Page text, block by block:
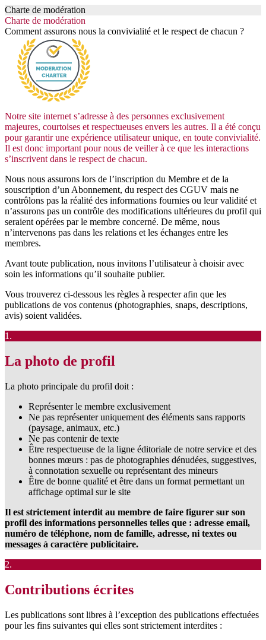
Charte de modération
Charte de modération
Comment assurons nous la convivialité et le respect de chacun ?
Notre site internet s’adresse à des personnes exclusivement
majeures, courtoises et respectueuses envers les autres. Il a été conçu
pour garantir une expérience utilisateur unique, en toute convivialité.
Il est donc important pour nous de veiller à ce que les interactions
s’inscrivent dans le respect de chacun.
Nous nous assurons lors de l’inscription du Membre et de la
souscription d’un Abonnement, du respect des CGUV mais ne
contrôlons pas la réalité des informations fournies ou leur validité et
n’assurons pas un contrôle des modifications ultérieures du profil qui
seraient opérées par le membre concerné. De même, nous
n’intervenons pas dans les relations et les échanges entre les
membres.
Avant toute publication, nous invitons l’utilisateur à choisir avec
soin les informations qu’il souhaite publier.
Vous trouverez ci-dessous les règles à respecter afin que les
publications de vos contenus (photographies, snaps, descriptions,
avis) soient validées.
1.
La photo de profil
La photo principale du profil doit :
Représenter le membre exclusivement
Ne pas représenter uniquement des éléments sans rapports
(paysage, animaux, etc.)
Ne pas contenir de texte
Être respectueuse de la ligne éditoriale de notre service et des
bonnes mœurs : pas de photographies dénudées, suggestives,
à connotation sexuelle ou représentant des mineurs
Être de bonne qualité et être dans un format permettant un
affichage optimal sur le site
Il est strictement interdit au membre de faire figurer sur son
profil des informations personnelles telles que : adresse email,
numéro de téléphone, nom de famille, adresse, ni textes ou
messages à caractère publicitaire.
2.
Contributions écrites
Les publications sont libres à l’exception des publications effectuées
pour les fins suivantes qui elles sont strictement interdites :